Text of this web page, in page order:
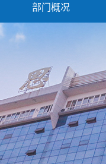
部门概况